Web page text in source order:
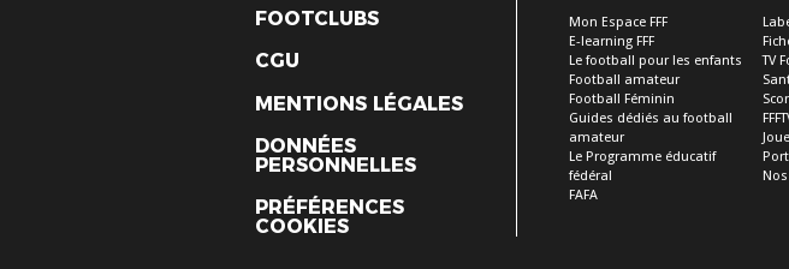
FOOTCLUBS
CGU
MENTIONS LÉGALES
DONNÉES
PERSONNELLES
PRÉFÉRENCES
COOKIES
Mon Espace FFF
E-learning FFF
Le football pour les enfants
Football amateur
Football Féminin
Guides dédiés au football
amateur
Le Programme éducatif
fédéral
FAFA
TV